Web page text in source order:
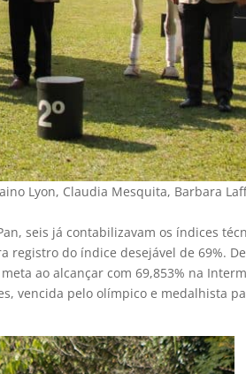
Lyon, Claudia Mesquita, Barbara
seis já contabilizavam os índices
registro do índice desejável de 69%.
ao alcançar com 69,853% na
vencida pelo olímpico e medalhista